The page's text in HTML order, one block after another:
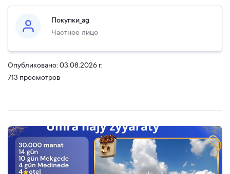
Покупки_ag
Частное лицо
Опубликовано: 03.08.2026 г.
713 просмотров